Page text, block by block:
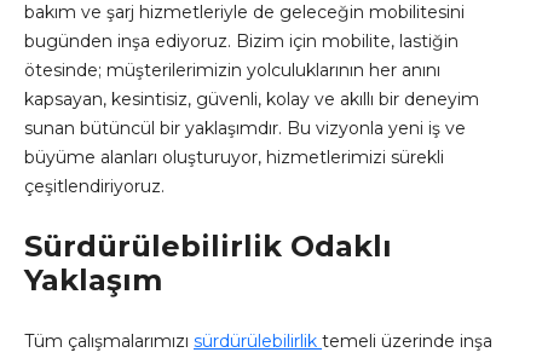
bakım ve şarj hizmetleriyle de geleceğin mobilitesini
bugünden inşa ediyoruz. Bizim için mobilite, lastiğin
ötesinde; müşterilerimizin yolculuklarının her anını
kapsayan, kesintisiz, güvenli, kolay ve akıllı bir deneyim
sunan bütüncül bir yaklaşımdır. Bu vizyonla yeni iş ve
büyüme alanları oluşturuyor, hizmetlerimizi sürekli
çeşitlendiriyoruz.
Sürdürülebilirlik Odaklı
Yaklaşım
Tüm çalışmalarımızı sürdürülebilirlik temeli üzerinde inşa